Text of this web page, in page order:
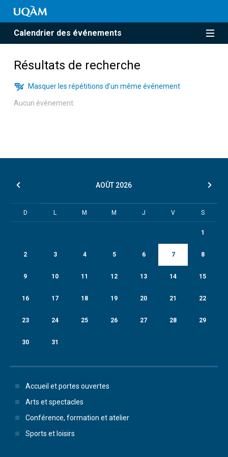
Calendrier des événements
Résultats de recherche
Masquer les répétitions d’un même événement
Aucun événement.
AOÛT 2026
D L M M J V S
1
2 3 4 5 6 7 8
9 10 11 12 13 14 15
16 17 18 19 20 21 22
23 24 25 26 27 28 29
30 31
Accueil et portes ouvertes
Arts et spectacles
Conférence, formation et atelier
Sports et loisirs